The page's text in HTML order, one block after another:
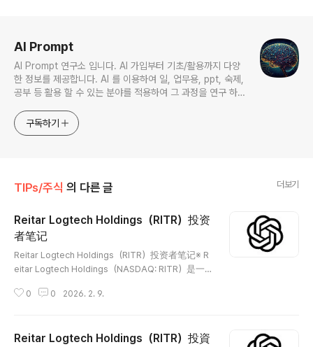
AI Prompt
AI Prompt 연구소 입니다. AI 가입부터 기초/활용까지 다양
한 정보를 제공합니다. AI 를 이용하여 일, 업무용, ppt, 숙제,
공부 등 활용 할 수 있는 분야를 적용하여 그 과정을 연구 하여
아닙니다. * ChatGPT 와 경제, 금융, 상식 등 다양한 정보를
연구 합니다. * 한국/미국의 상승 주식을 집중 탐구 하여 작성
구독하기
TIPs/주식 의 다른 글 더보기
Reitar Logtech Holdings（RITR）投资
者笔记
Reitar Logtech Holdings（RITR）投资者笔记※ R
eitar Logtech Holdings（NASDAQ: RITR）是一
与工业（Industrial）不动产资产的企业。基于公
核查资产构成、租金/收入结构、财务状况与股本
0 0 2026. 2. 9.
Reitar Logtech Holdings（RITR）投資